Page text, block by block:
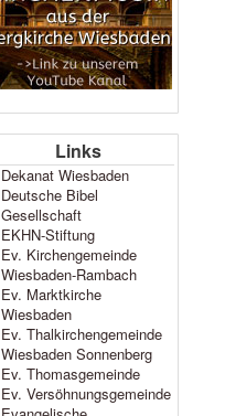
Links
Dekanat Wiesbaden
Deutsche Bibel
Gesellschaft
EKHN-Stiftung
Ev. Kirchengemeinde
Wiesbaden-Rambach
Ev. Marktkirche
Wiesbaden
Ev. Thalkirchengemeinde
Wiesbaden Sonnenberg
Ev. Thomasgemeinde
Ev. Versöhnungsgemeinde